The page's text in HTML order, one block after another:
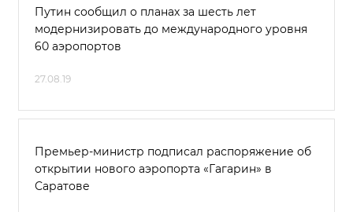
Путин сообщил о планах за шесть лет
модернизировать до международного уровня
60 аэропортов
27.08.19
Премьер-министр подписал распоряжение об
открытии нового аэропорта «Гагарин» в
Саратове